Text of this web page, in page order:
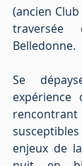
(ancien
Belledonne.
Se
enjeux de